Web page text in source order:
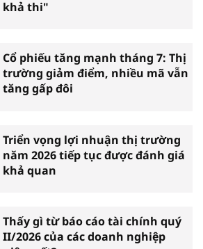
khả thi"
Cổ phiếu tăng mạnh tháng 7: Thị
trường giảm điểm, nhiều mã vẫn
tăng gấp đôi
Triển vọng lợi nhuận thị trường
năm 2026 tiếp tục được đánh giá
khả quan
Thấy gì từ báo cáo tài chính quý
II/2026 của các doanh nghiệp